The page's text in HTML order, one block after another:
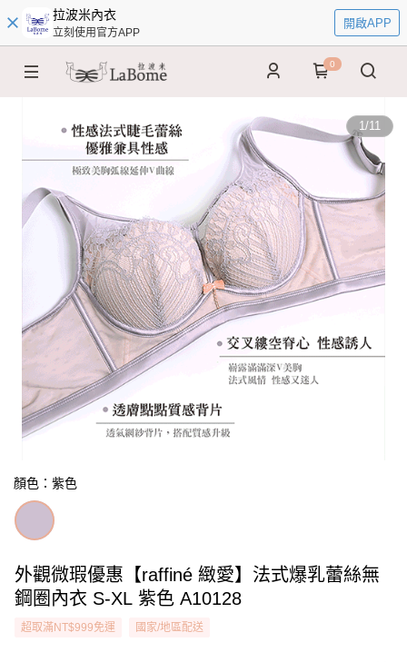
拉波米內衣
立刻使用官方APP
開啟APP
0
1/11
顏色：紫色
外觀微瑕優惠【raffiné 緻愛】法式爆乳蕾絲無
鋼圈內衣 S-XL 紫色 A10128
超取滿NT$999免運 國家/地區配送